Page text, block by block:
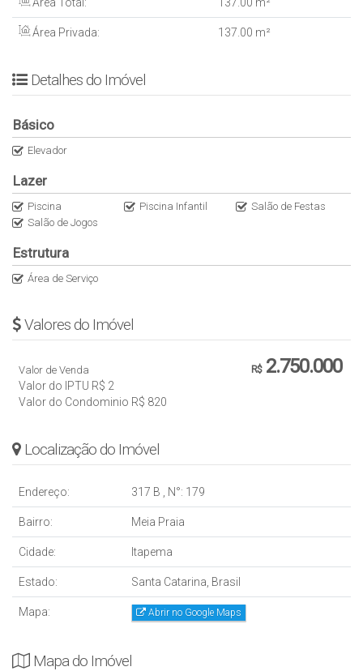
Área Privada: 137 .00 m²
Detalhes do Imóvel
Básico
Elevador
Lazer
Piscina Piscina Infantil
Salão de Festas
Salão de Jogos
Estrutura
Área de Serviço
Valores do Imóvel
R$2.750.000
Valor de Venda
Valor do IPTU R$ 2
Valor do Condominio R$ 820
Localização do Imóvel
Endereço: 317 B N°: 179
Bairro: Meia Praia
Cidade: Itapema
Estado: Santa Catarina, Brasil
Mapa: Abrir no Google Maps
Mapa do Imóvel